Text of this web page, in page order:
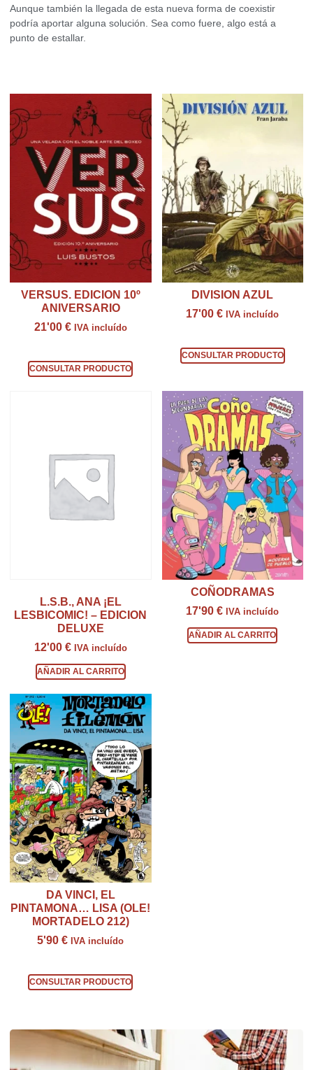
Aunque también la llegada de esta nueva forma de coexistir
podría aportar alguna solución. Sea como fuere, algo está a
punto de estallar.
VERSUS. EDICION 10º
ANIVERSARIO
21'00 € IVA incluído
CONSULTAR PRODUCTO
DIVISION AZUL
17'00€ IVA incluído
CONSULTAR PRODUCTO
L.S.B., ANA ¡EL
LESBICOMIC! – EDICION
DELUXE
12'00 € IVA incluído
AÑADIR AL CARRITO
COÑODRAMAS
17'90€ IVA incluído
AÑADIR AL CARRITO
DA VINCI, EL
PINTAMONA… LISA (OLE!
MORTADELO 212)
5'90€ IVA incluído
CONSULTAR PRODUCTO